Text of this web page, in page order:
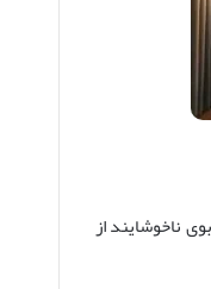
ناخوشایند از